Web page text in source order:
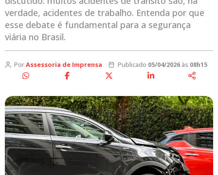
verdade, acidentes de trabalho. Entenda por que
esse debate é fundamental para a segurança
viária no Brasil.
PorAssessoria de Imprensa Publicado 05/04/2026às 08h15